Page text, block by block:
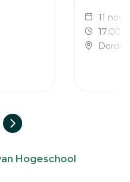
11
17:00 -
Hogeschool
slide
Volgende slide